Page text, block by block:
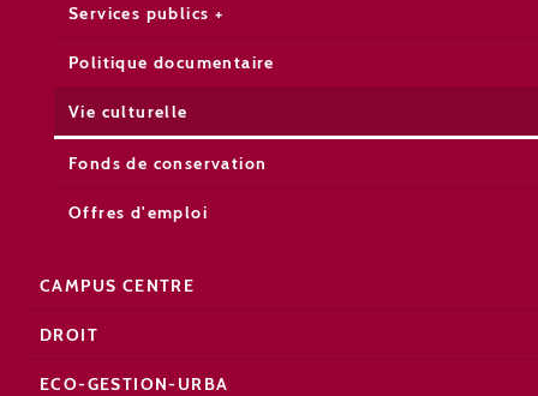
Services publics +
Politique documentaire
Vie culturelle
Fonds de conservation
Offres d'emploi
CAMPUS CENTRE
DROIT
ECO-GESTION-URBA